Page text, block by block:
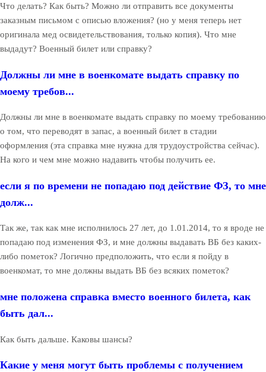
Что делать? Как быть? Можно ли отправить все документы
заказным письмом с описью вложения? (но у меня теперь нет
оригинала мед освидетельствования, только копия). Что мне
выдадут? Военный билет или справку?
Должны ли мне в военкомате выдать справку по
моему требов...
Должны ли мне в военкомате выдать справку по моему требованию
о том, что переводят в запас, а военный билет в стадии
оформления (эта справка мне нужна для трудоустройства сейчас).
На кого и чем мне можно надавить чтобы получить ее.
если я по времени не попадаю под действие ФЗ, то мне
долж...
Так же, так как мне исполнилось 27 лет, до 1.01.2014, то я вроде не
попадаю под изменения ФЗ, и мне должны выдавать ВБ без каких-
либо пометок? Логично предположить, что если я пойду в
военкомат, то мне должны выдать ВБ без всяких пометок?
мне положена справка вместо военного билета, как
быть дал...
Как быть дальше. Каковы шансы?
Какие у меня могут быть проблемы с получением